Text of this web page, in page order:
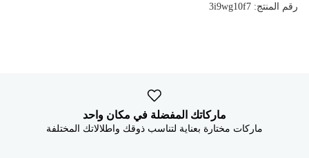
رقم المنتج: 3i9wg10f7
ماركاتك المفضلة في مكان واحد
ماركات مختارة بعناية لتناسب ذوقك واطلالاتك المختلفة